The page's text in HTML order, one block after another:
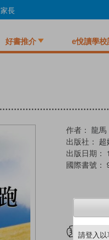
家長
好書推介 e悅讀學校
作者： 龍馬
出版社： 超
出版日期：
國際書號：
請登入以